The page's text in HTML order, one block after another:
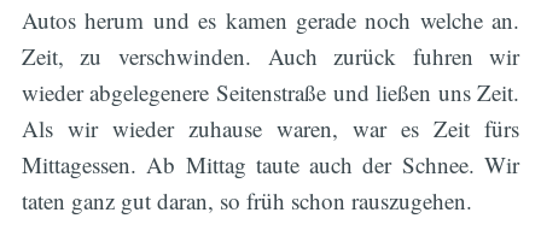
Autos herum und es kamen gerade noch welche an.
Zeit, zu verschwinden. Auch zurück fuhren wir
wieder abgelegenere Seitenstraße und ließen uns Zeit.
Als wir wieder zuhause waren, war es Zeit fürs
Mittagessen. Ab Mittag taute auch der Schnee. Wir
taten ganz gut daran, so früh schon rauszugehen.